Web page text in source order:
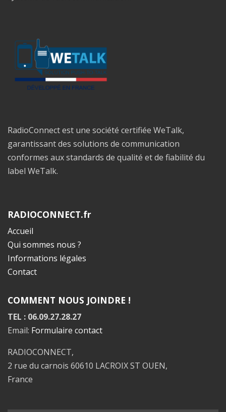
RadioConnect est une société certifiée WeTalk,
garantissant des solutions de communication
conformes aux standards de qualité et de fiabilité du
label WeTalk.
RADIOCONNECT.fr
Accueil
Qui sommes nous ?
Informations légales
Contact
COMMENT NOUS JOINDRE !
TEL : 06.09.27.28.27
Email: Formulaire contact
RADIOCONNECT,
2 rue du carnois 60610 LACROIX ST OUEN,
France